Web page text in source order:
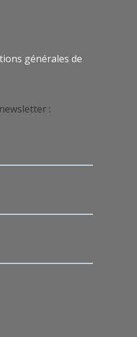
générales de
: